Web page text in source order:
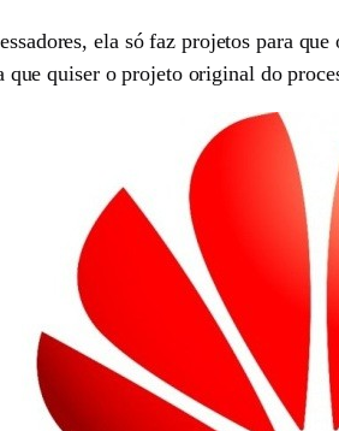
ela só faz projetos para
quiser o projeto original do